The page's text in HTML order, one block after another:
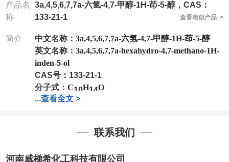
产品名
称
3a,4,5,6,7,7a-六氢-4,7-甲醇-1H-茚-5-醇，CAS：
133-21-1
查看相似产品 >
简介 中文名称： 3a,4,5,6,7,7a-六氢-4,7-甲醇-1H-茚-5-醇
英文名称： 3a,4,5,6,7,7a-hexahydro-4,7-methano-1H-
inden-5-ol
CAS号：133-21-1
分子式： C10H14O
分子量：150.22
技术人员，以及设备齐全的研发实验室和中试车间
店铺内只有部分产品，如需其他产品也可咨询定制！
...查看全文 >
联系我们
河南威梯希化工科技有限公司